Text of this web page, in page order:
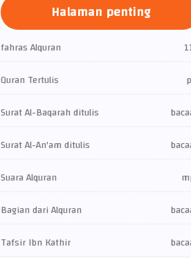
Halaman penting
fahras Alquran
Quran Tertulis
Surat Al-Baqarah ditulis
Surat Al-An'am ditulis
Suara Alquran
Bagian dari Alquran
Tafsir Ibn Kathir